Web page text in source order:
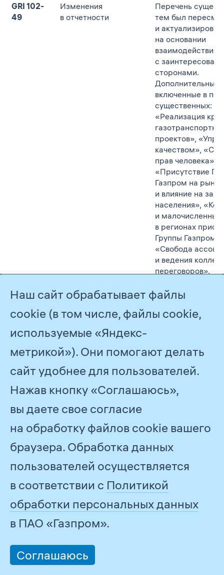
GRI 102-
49
Изменения
в отчетности
Перечень
тем был
и актуализирован
на основании
взаимодействия
с
сторонами.
Дополнительные
включенные в
существенных:
«Реализация
проектов»,
качеством»,
прав человека»,
«Присутствие
Газпром на
и влияние на
населения»,
и
в регионах
Группы Газпром»,
«Свобода
и ведения
переговоров».
Раздел «Наш
Порядок
существенных
с прошлым
GRI 102-
Отчетный период Раздел «Наш
51
предыдущего отчета
о деятельности
в области
устойчивого развития
GRI 102-
Цикл отчетности Раздел «Наш
GRI 102-
53
информация для
связи по вопросам
отчета
и обратная связь»
GRI 102-
54
Заявление
о подготовке отчета
Наш сайт обрабатывает файлы
cookie (в том числе, файлы cookie,
используемые «Яндекс-
метрикой»). Они помогают делать
сайт удобнее для пользователей.
Нажав кнопку «Соглашаюсь»,
вы даете свое согласие
на обработку файлов cookie вашего
браузера. Обработка данных
пользователей осуществляется
в соответствии с Политикой
обработки персональных данных
в ПАО «Газпром».
Соглашаюсь